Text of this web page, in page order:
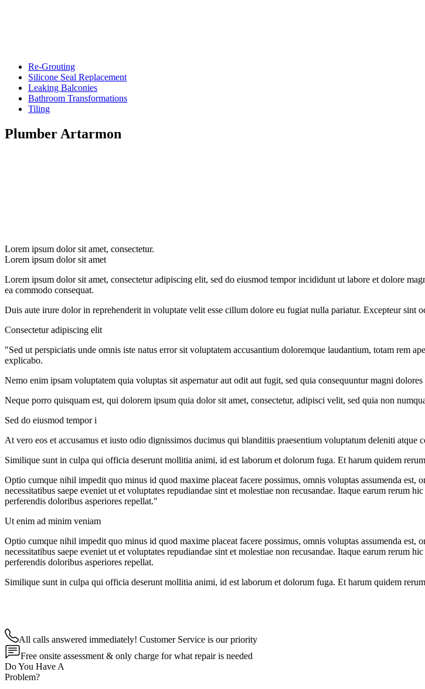
Re-Grouting
Silicone Seal Replacement
Leaking Balconies
Bathroom Transformations
Tiling
Plumber Artarmon
Lorem ipsum dolor sit amet, consectetur.
Lorem ipsum dolor sit amet
Lorem ipsum dolor sit amet, consectetur adipiscing elit, sed do eiusmod tempor incididunt ut labore et dolore
ea commodo consequat.
Duis aute irure dolor in reprehenderit in voluptate velit esse cillum dolore eu fugiat nulla pariatur. Excepteur
Consectetur adipiscing elit
"Sed ut perspiciatis unde omnis iste natus error sit voluptatem accusantium doloremque laudantium, totam rem
explicabo.
Nemo enim ipsam voluptatem quia voluptas sit aspernatur aut odit aut fugit, sed quia consequuntur magni dolores
Neque porro quisquam est, qui dolorem ipsum quia dolor sit amet, consectetur, adipisci velit, sed quia non
Sed do eiusmod tempor i
At vero eos et accusamus et iusto odio dignissimos ducimus qui blanditiis praesentium voluptatum deleniti
Similique sunt in culpa qui officia deserunt mollitia animi, id est laborum et dolorum fuga. Et harum quidem
Optio cumque nihil impedit quo minus id quod maxime placeat facere possimus, omnis voluptas assumenda
necessitatibus saepe eveniet ut et voluptates repudiandae sint et molestiae non recusandae. Itaque earum rerum
perferendis doloribus asperiores repellat."
Ut enim ad minim veniam
Optio cumque nihil impedit quo minus id quod maxime placeat facere possimus, omnis voluptas assumenda
necessitatibus saepe eveniet ut et voluptates repudiandae sint et molestiae non recusandae. Itaque earum rerum
perferendis doloribus asperiores repellat.
Similique sunt in culpa qui officia deserunt mollitia animi, id est laborum et dolorum fuga. Et harum quidem
All calls answered immediately! Customer Service is our priority
Free onsite assessment & only charge for what repair is needed
Do You Have A
Problem?